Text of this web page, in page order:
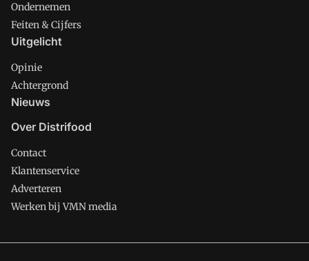
Ondernemen
Feiten & Cijfers
Uitgelicht
Opinie
Achtergrond
Nieuws
Over Distrifood
Contact
Klantenservice
Adverteren
Werken bij VMN media